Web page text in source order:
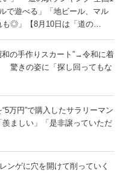
で遊べる」「地ビール、マル
も◎」【8月10日は「道の
和の手作りスカート”→令和に着
きの姿に「探し回ってもな
万円”で購入したサラリーマン
ましい」「是非譲っていただ
ンゲに穴を開けて削っていく